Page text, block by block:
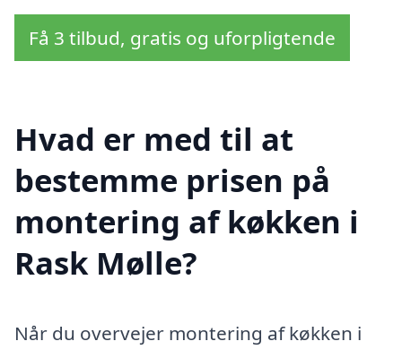
Få 3 tilbud, gratis og uforpligtende
Hvad er med til at
bestemme prisen på
montering af køkken i
Rask Mølle?
Når du overvejer montering af køkken i